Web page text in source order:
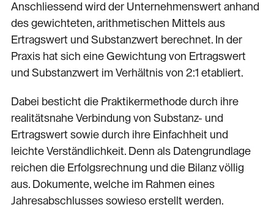
Anschliessend wird der Unternehmenswert anhand
des gewichteten, arithmetischen Mittels aus
Ertragswert und Substanzwert berechnet. In der
Praxis hat sich eine Gewichtung von Ertragswert
und Substanzwert im Verhältnis von 2:1 etabliert.
Dabei besticht die Praktikermethode durch ihre
realitätsnahe Verbindung von Substanz- und
Ertragswert sowie durch ihre Einfachheit und
leichte Verständlichkeit. Denn als Datengrundlage
reichen die Erfolgsrechnung und die Bilanz völlig
aus. Dokumente, welche im Rahmen eines
Jahresabschlusses sowieso erstellt werden.